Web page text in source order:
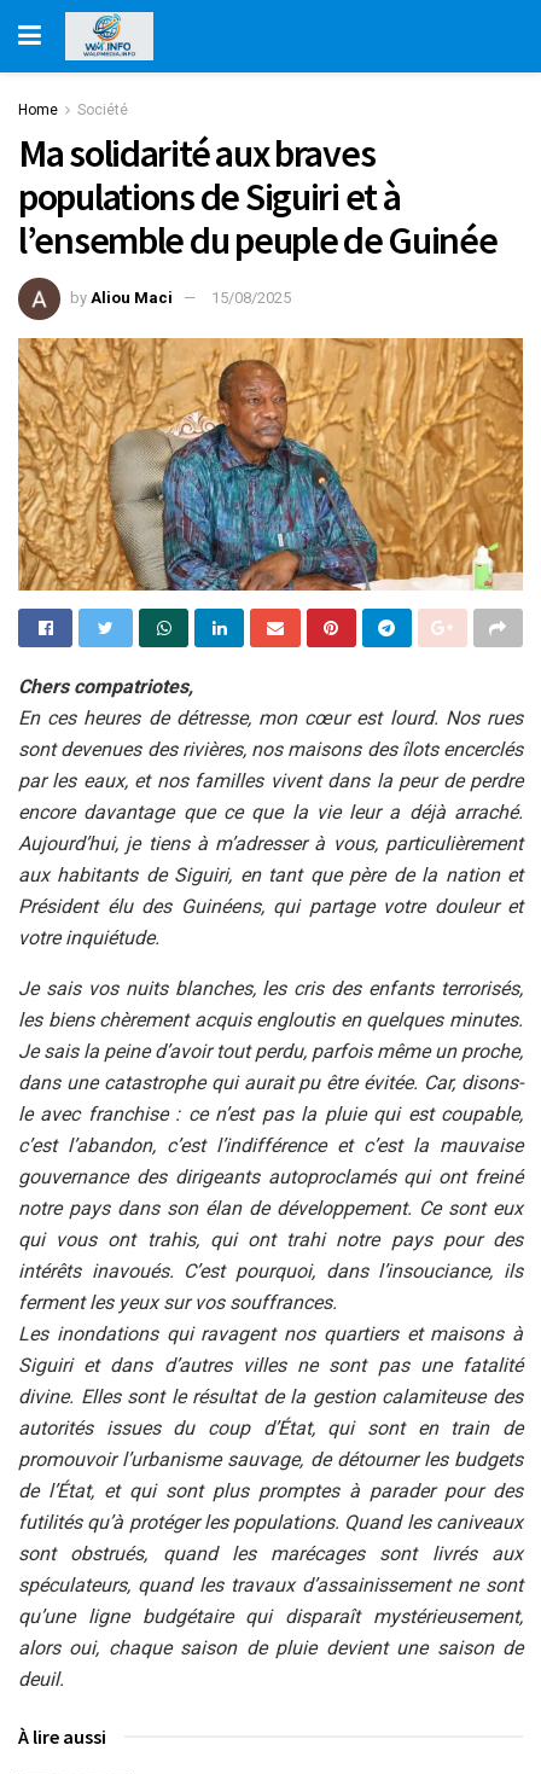
Home Société
Ma solidarité aux braves
populations de Siguiri et à
l’ensemble du peuple de Guinée
by Aliou Maci 15/08/2025
Chers compatriotes,
En ces heures de détresse, mon cœur est lourd. Nos rues
sont devenues des rivières, nos maisons des îlots encerclés
par les eaux, et nos familles vivent dans la peur de perdre
encore davantage que ce que la vie leur a déjà arraché.
Aujourd’hui, je tiens à m’adresser à vous, particulièrement
aux habitants de Siguiri, en tant que père de la nation et
Président élu des Guinéens, qui partage votre douleur et
votre inquiétude.
Je sais vos nuits blanches, les cris des enfants terrorisés,
les biens chèrement acquis engloutis en quelques minutes.
Je sais la peine d’avoir tout perdu, parfois même un proche,
dans une catastrophe qui aurait pu être évitée. Car, disons-
le avec franchise : ce n’est pas la pluie qui est coupable,
c’est l’abandon, c’est l’indifférence et c’est la mauvaise
gouvernance des dirigeants autoproclamés qui ont freiné
notre pays dans son élan de développement. Ce sont eux
qui vous ont trahis, qui ont trahi notre pays pour des
intérêts inavoués. C’est pourquoi, dans l’insouciance, ils
ferment les yeux sur vos souffrances.
Les inondations qui ravagent nos quartiers et maisons à
Siguiri et dans d’autres villes ne sont pas une fatalité
divine. Elles sont le résultat de la gestion calamiteuse des
autorités issues du coup d’État, qui sont en train de
promouvoir l’urbanisme sauvage, de détourner les budgets
de l’État, et qui sont plus promptes à parader pour des
futilités qu’à protéger les populations. Quand les caniveaux
sont obstrués, quand les marécages sont livrés aux
spéculateurs, quand les travaux d’assainissement ne sont
qu’une ligne budgétaire qui disparaît mystérieusement,
alors oui, chaque saison de pluie devient une saison de
deuil.
À lire aussi